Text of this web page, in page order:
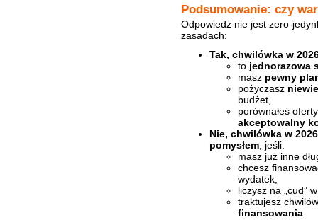
Podsumowanie: czy
Odpowiedź nie jest zero-
zasadach:
Tak, chwilówka w
to jednorazowa
masz pewny
pożyczasz
budżet,
porównałeś
akceptowalny
Nie, chwilówka w
pomysłem , jeśli:
masz już inne
chcesz
wydatek,
liczysz na „cud”
traktujesz
finansowania